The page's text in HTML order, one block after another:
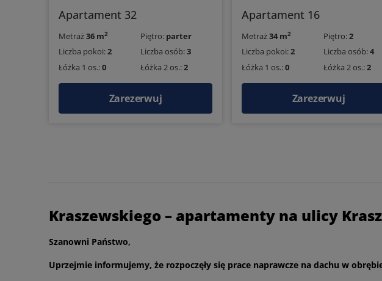
Apartament 32
Metraż36 m2 Piętro: parter
Liczba pokoi:2 Liczba osób:3
Łóżka 1 os.:0 Łóżka 2 os.:2
Zarezerwuj
Apartament 16
Metraż34 m2 Piętro:2
Liczba pokoi:2 Liczba osób:4
Łóżka 1 os.:0 Łóżka 2 os.:2
Zarezerwuj
Kraszewskiego – apartamenty na ulicy
Szanowni Państwo,
Uprzejmie informujemy, że rozpoczęły się prace naprawcze na dachu w